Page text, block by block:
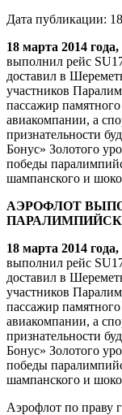
Дата публикации: 18
18 марта 2014
выполнил рейс
доставил в
участников
пассажир
авиакомпании, а
признательности
Бонус» Золотого
победы
шампанского и
АЭРОФЛОТ
18 марта 2014
выполнил рейс
доставил в
участников
пассажир
авиакомпании, а
признательности
Бонус» Золотого
победы
шампанского и
Аэрофлот по праву